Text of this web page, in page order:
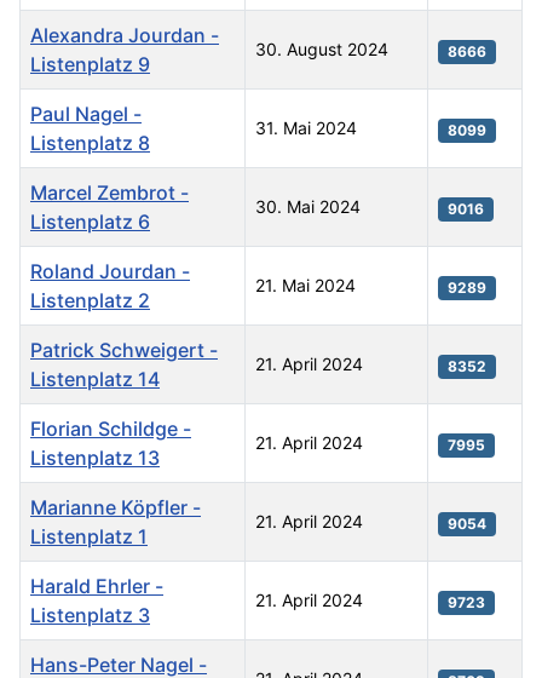
Alexandra Jourdan -
Listenplatz 9
30. August 2024 8666
Paul Nagel -
Listenplatz 8
31. Mai 2024 8099
Marcel Zembrot -
Listenplatz 6
30. Mai 2024 9016
Roland Jourdan -
Listenplatz 2
21. Mai 2024 9289
Patrick Schweigert -
Listenplatz 14
21. April 2024 8352
Florian Schildge -
Listenplatz 13
21. April 2024 7995
Marianne Köpfler -
Listenplatz 1
21. April 2024 9054
Harald Ehrler -
Listenplatz 3
21. April 2024 9723
Hans-Peter Nagel -